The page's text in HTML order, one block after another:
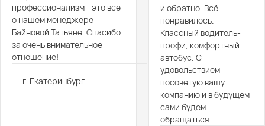
профессионализм - это всё
о нашем менеджере
Байновой Татьяне. Спасибо
за очень внимательное
отношение!
г. Екатеринбург
и обратно. Всё
понравилось.
Классный водитель-
профи, комфортный
автобус. С
удовольствием
посоветую вашу
компанию и в будущем
сами будем
обращаться.